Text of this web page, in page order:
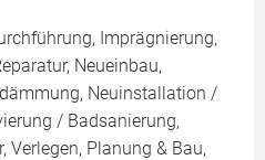
Imprägnierung,
Neueinbau,
Neuinstallation /
/ Badsanierung,
Verlegen, Planung & Bau,